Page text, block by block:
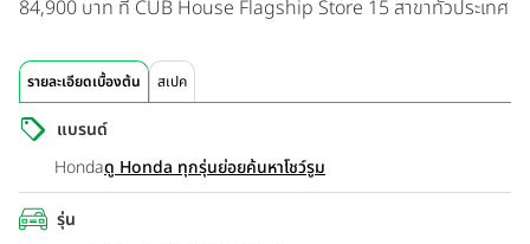
84,900 บาท ที่ CUB House Flagship Store 15 สาขาทั่วประเทศ
รายละเอียดเบื้องต้น สเปค
แบรนด์
Hondaดู Honda ทุกรุ่นย่อยค้นหาโชว์รูม
รุ่น